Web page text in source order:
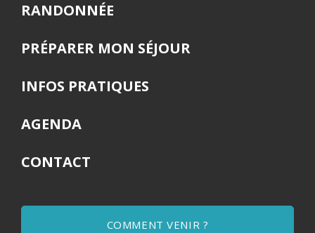
RANDONNÉE
PRÉPARER MON SÉJOUR
INFOS PRATIQUES
AGENDA
CONTACT
COMMENT VENIR ?